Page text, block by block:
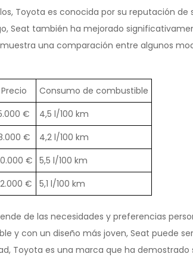
Toyota es conocida por su reputación de
Seat también ha mejorado
una comparación entre algunos
Precio
Consumo de combustible
€
4,5 l/100 km
€
4,2 l/100 km
€
5,5 l/100 km
€ 5,1 l/100 km
de las necesidades y preferencias
y con un diseño más joven, Seat puede
Toyota es una marca que ha